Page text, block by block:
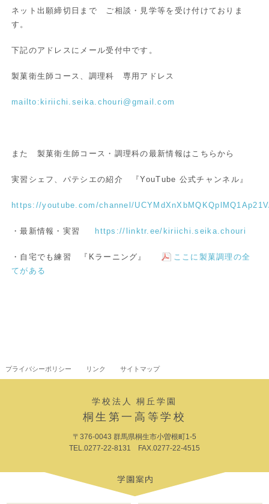
ネット出願締切日まで ご相談・見学等を受け付けておりま
す。
下記のアドレスにメール受付中です。
製菓衛生師コース、調理科 専用アドレス
mailto:kiriichi.seika.chouri@gmail.com
また 製菓衛生師コース・調理科の最新情報はこちらから
実習シェフ、パテシエの紹介 『YouTube 公式チャンネル』
https://youtube.com/channel/
・最新情報・実習 https://linktr.ee/kiriichi.seika.chouri
・自宅でも練習 『Kラーニング』
ここに製菓調理の全
てがある
プライバシーポリシー リンク サイトマップ
学校法人 桐丘学園
桐生第一高等学校
〒376-0043 群馬県桐生市小曽根町1-5
TEL.0277-22-8131 FAX.0277-22-4515